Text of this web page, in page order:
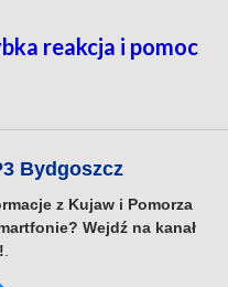
reakcja i pomoc
Bydgoszcz
z Kujaw i Pomorza
Wejdź na kanał
.